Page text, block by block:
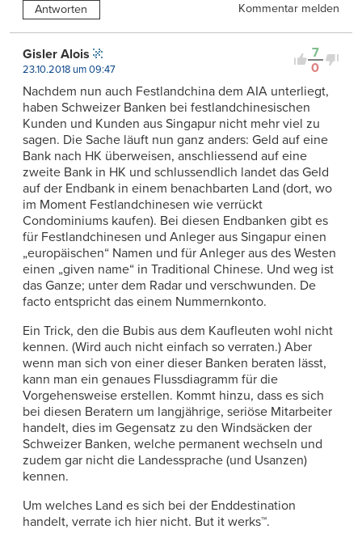
Antworten Kommentar melden
7
0
Gisler Alois
23.10.2018 um 09:47
Nachdem nun auch Festlandchina dem AIA unterliegt,
haben Schweizer Banken bei festlandchinesischen
Kunden und Kunden aus Singapur nicht mehr viel zu
sagen. Die Sache läuft nun ganz anders: Geld auf eine
Bank nach HK überweisen, anschliessend auf eine
zweite Bank in HK und schlussendlich landet das Geld
auf der Endbank in einem benachbarten Land (dort, wo
im Moment Festlandchinesen wie verrückt
Condominiums kaufen). Bei diesen Endbanken gibt es
für Festlandchinesen und Anleger aus Singapur einen
„europäischen“ Namen und für Anleger aus des Westen
einen „given name“ in Traditional Chinese. Und weg ist
das Ganze; unter dem Radar und verschwunden. De
facto entspricht das einem Nummernkonto.
Ein Trick, den die Bubis aus dem Kaufleuten wohl nicht
kennen. (Wird auch nicht einfach so verraten.) Aber
wenn man sich von einer dieser Banken beraten lässt,
kann man ein genaues Flussdiagramm für die
Vorgehensweise erstellen. Kommt hinzu, dass es sich
bei diesen Beratern um langjährige, seriöse Mitarbeiter
handelt, dies im Gegensatz zu den Windsäcken der
Schweizer Banken, welche permanent wechseln und
zudem gar nicht die Landessprache (und Usanzen)
kennen.
Um welches Land es sich bei der Enddestination
handelt, verrate ich hier nicht. But it werks™.